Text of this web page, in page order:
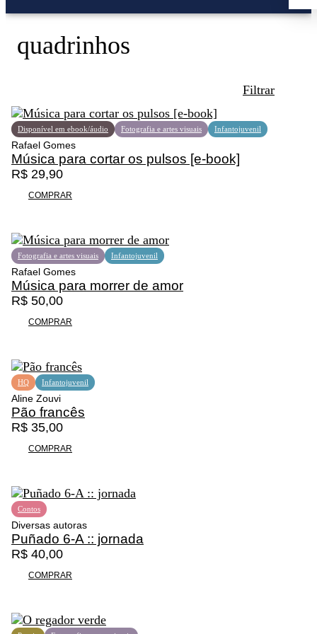
quadrinhos
Filtrar
Promoção
Disponível em ebook/áudio Fotografia e artes visuais Infantojuvenil
Rafael Gomes
Música para cortar os pulsos [e-book]
R$ 29,90
COMPRAR
Fotografia e artes visuais Infantojuvenil
Rafael Gomes
Música para morrer de amor
R$ 50,00
COMPRAR
HQ Infantojuvenil
Aline Zouvi
Pão francês
R$ 35,00
COMPRAR
Contos
Diversas autoras
Puñado 6-A :: jornada
R$ 40,00
COMPRAR